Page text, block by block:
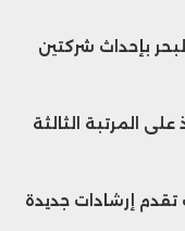
بإحداث شركتين
على المرتبة الثالثة
تقدم إرشادات جديدة